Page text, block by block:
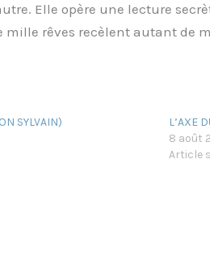
Elle opère une lecture
mille rêves recèlent autant de
SYLVAIN)
L’AXE
8 août
Article